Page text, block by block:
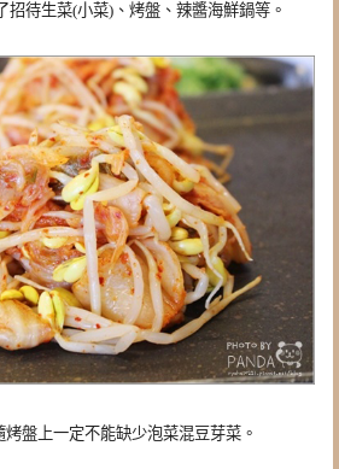
待生菜(小菜)、烤盤、辣醬海鮮鍋等。
盤上一定不能缺少泡菜混豆芽菜 。